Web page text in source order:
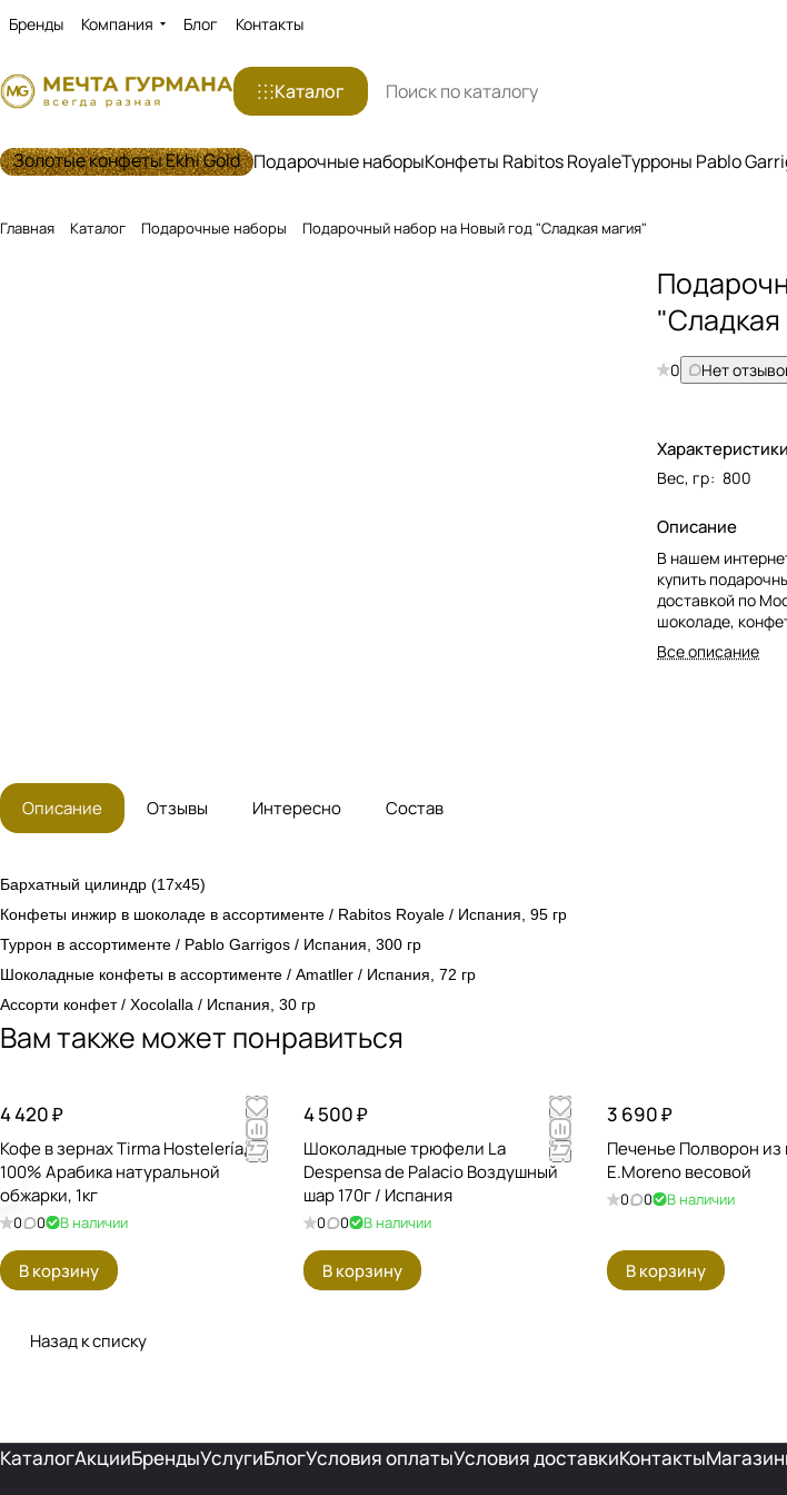
Бренды Компания Блог Контакты
Каталог
Золотые конфеты Ekhi Gold Подарочные наборыКонфеты Rabitos RoyaleТурроны Pablo
Главная Каталог Подарочные наборы Подарочный набор на Новый год "Сладкая магия"
"Сладкая
0 Нет
Характеристики
Вес, гр: 800
Описание
В нашем
купить
доставкой по
шоколаде,
Все описание
Описание Отзывы Интересно Состав
Бархатный цилиндр (17x45)
Конфеты инжир в шоколаде в ассортименте / Rabitos Royalе / Испания, 95 гр
Туррон в ассортименте / Pablo Garrigos / Испания, 300 гр
Шоколадные конфеты в ассортименте / Amatller / Испания, 72 гр
Ассорти конфет / Xocolalla / Испания, 30 гр
Вам также может понравиться
4 420 ₽
Кофе в зернах Tirma Hostelería,
100% Арабика натуральной
обжарки, 1кг
0 0 В наличии
В корзину
4 500 ₽
Шоколадные трюфели La
Despensa de Palacio Воздушный
шар 170г / Испания
0 0 В наличии
В корзину
3 690 ₽
Печенье Полворон из
E.Moreno весовой
0 0 В наличии
В корзину
Назад к списку
КаталогАкцииБрендыУслугиБлогУсловия оплатыУсловия доставкиКонтакты